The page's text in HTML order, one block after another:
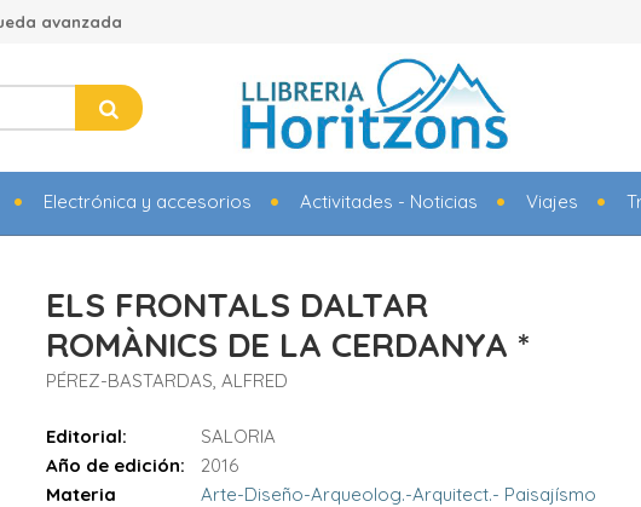
avanzada
Electrónica y accesorios Activitades - Noticias Viajes
ELS FRONTALS DALTAR
ROMÀNICS DE LA CERDANYA *
PÉREZ-BASTARDAS, ALFRED
Editorial:
SALORIA
Año de edición:
2016
Materia
Arte-Diseño-Arqueolog.-Arquitect.- Paisajísmo